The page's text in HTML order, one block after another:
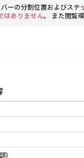
ーの分割位置およびステ
はありません。 また閲覧
）